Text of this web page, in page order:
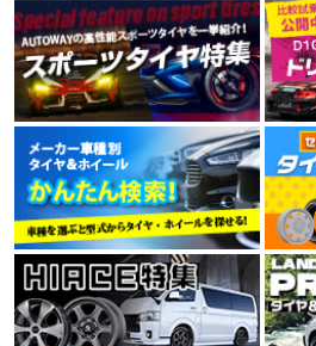
TRAVELSTAR（トラベ
置くブランドです。高
立し、北米市場の規準
総合評価：16件
KENDA
ケンダ
KENDA（ケンダ）は、
ールドブランドタイヤ
レーシングタイヤまで
価格で提供しています
を展開し、すべてで
製造設備で技術と生産
製品を市場に送りだし
総合評価：9件